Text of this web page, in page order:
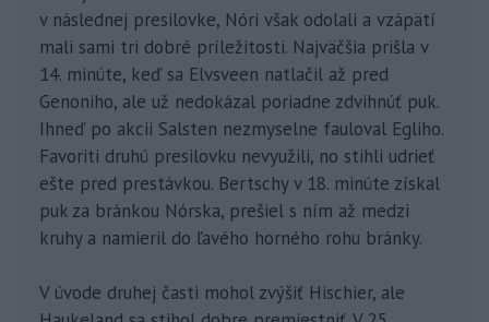
v následnej presilovke, Nóri však odolali a vzápätí
mali sami tri dobré príležitosti. Najväčšia prišla v
14. minúte, keď sa Elvsveen natlačil až pred
Genoniho, ale už nedokázal poriadne zdvihnúť puk.
Ihneď po akcii Salsten nezmyselne fauloval Egliho.
Favoriti druhú presilovku nevyužili, no stihli udrieť
ešte pred prestávkou. Bertschy v 18. minúte získal
puk za bránkou Nórska, prešiel s ním až medzi
kruhy a namieril do ľavého horného rohu bránky.
V úvode druhej časti mohol zvýšiť Hischier, ale